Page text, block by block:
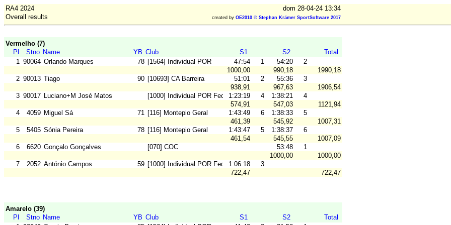
RA4 2024
dom 28-04-24 13:34
Overall results
created by OE2010 © Stephan Krämer SportSoftware 2017
Vermelho (7)
Pl
Stno Name YB Club S1 S2
Total
1 90064 Orlando Marques 78 [1564] Individual POR 47:54 1 54:20
2
1000,00
990,18
1990,18
2 90013 Tiago 90 [10693] CA Barreira 51:01 2 55:36
3
938,91
967,63
1906,54
3 90017 Luciano+M José Matos [1000] Individual POR Fed 1:23:19 4 1:38:21
4
574,91
547,03
1121,94
4
4059 Miguel Sá 71 [116] Montepio Geral 1:43:49 6 1:38:33
5
461,39
545,92
1007,31
5
5405 Sónia Pereira 78 [116] Montepio Geral 1:43:47 5 1:38:37
6
461,54
545,55
1007,09
6
6620 Gonçalo Gonçalves [070] COC 53:48
1
1000,00
1000,00
7
2052 António Campos 59 [1000] Individual POR Fed 1:06:18
3
722,47
722,47
Amarelo (39)
Pl
Stno Name YB Club S1 S2
Total